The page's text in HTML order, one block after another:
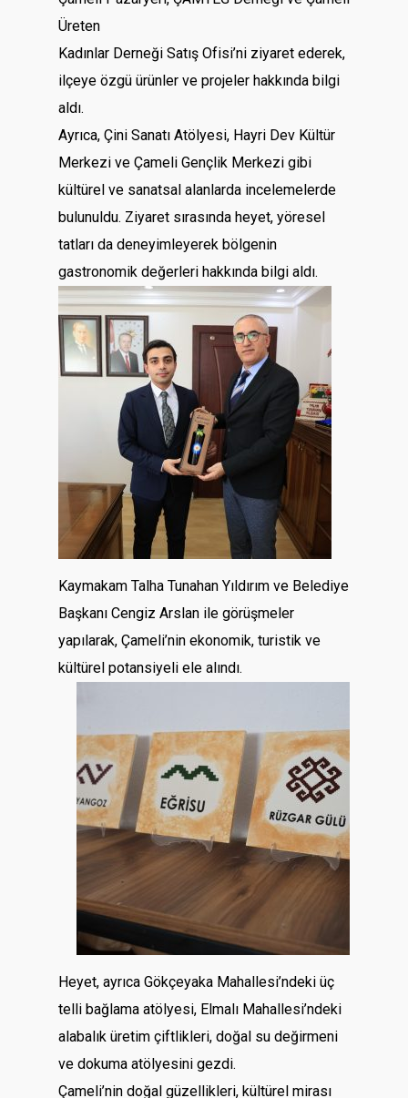
Üreten
Kadınlar Derneği Satış Ofisi’ni ziyaret ederek,
ilçeye özgü ürünler ve projeler hakkında bilgi
aldı.
Ayrıca, Çini Sanatı Atölyesi, Hayri Dev Kültür
Merkezi ve Çameli Gençlik Merkezi gibi
kültürel ve sanatsal alanlarda incelemelerde
bulunuldu. Ziyaret sırasında heyet, yöresel
tatları da deneyimleyerek bölgenin
gastronomik değerleri hakkında bilgi aldı.
Kaymakam Talha Tunahan Yıldırım ve Belediye
Başkanı Cengiz Arslan ile görüşmeler
yapılarak, Çameli’nin ekonomik, turistik ve
kültürel potansiyeli ele alındı.
Heyet, ayrıca Gökçeyaka Mahallesi’ndeki üç
telli bağlama atölyesi, Elmalı Mahallesi’ndeki
alabalık üretim çiftlikleri, doğal su değirmeni
ve dokuma atölyesini gezdi.
Çameli’nin doğal güzellikleri, kültürel mirası